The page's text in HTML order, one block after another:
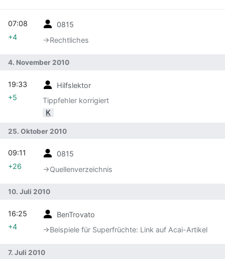
0815
→‎Rechtliches
07:08
+4
4. November 2010
Hilfslektor
Tippfehler korrigiert
K
19:33
+5
25. Oktober 2010
0815
→‎Quellenverzeichnis
09:11
+26
10. Juli 2010
BenTrovato
→‎Beispiele für Superfrüchte: Link auf Acai-Artikel
16:25
+4
7. Juli 2010